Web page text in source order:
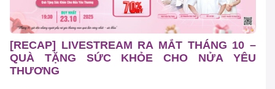
[RECAP] LIVESTREAM RA MẮT THÁNG 10 –
QUÀ TẶNG SỨC KHỎE CHO NỬA YÊU
THƯƠNG